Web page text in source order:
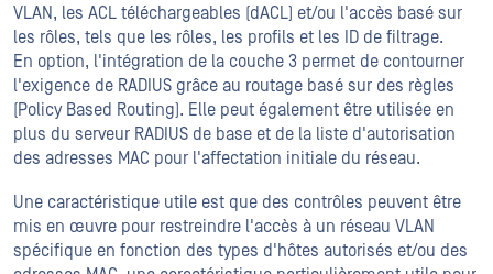
VLAN, les ACL téléchargeables (dACL) et/ou l'accès basé sur
les rôles, tels que les rôles, les profils et les ID de filtrage.
En option, l'intégration de la couche 3 permet de contourner
l'exigence de RADIUS grâce au routage basé sur des règles
(Policy Based Routing). Elle peut également être utilisée en
plus du serveur RADIUS de base et de la liste d'autorisation
des adresses MAC pour l'affectation initiale du réseau.
Une caractéristique utile est que des contrôles peuvent être
mis en œuvre pour restreindre l'accès à un réseau VLAN
spécifique en fonction des types d'hôtes autorisés et/ou des